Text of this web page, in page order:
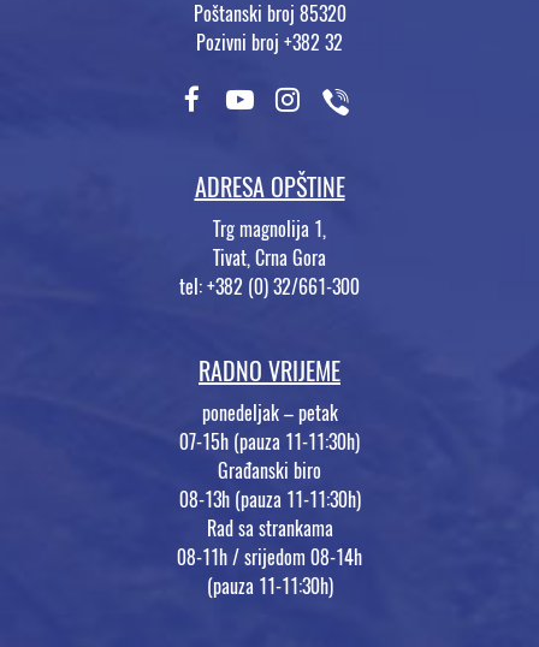
Poštanski broj 85320
Pozivni broj +382 32
ADRESA OPŠTINE
Trg magnolija 1,
Tivat, Crna Gora
tel: +382 (0) 32/661-300
RADNO VRIJEME
ponedeljak – petak
07-15h (pauza 11-11:30h)
Građanski biro
08-13h (pauza 11-11:30h)
Rad sa strankama
08-11h / srijedom 08-14h
(pauza 11-11:30h)